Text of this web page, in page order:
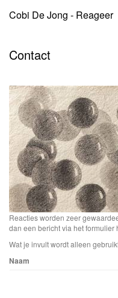
Cobi De Jong - Reageer
Contact
Reacties worden zeer
dan een bericht via het formulier
Wat je invult wordt alleen
Naam